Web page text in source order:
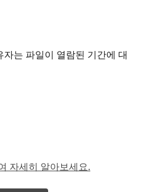
는 파일이 열람된 기간에 대
자세히 알아보세요.